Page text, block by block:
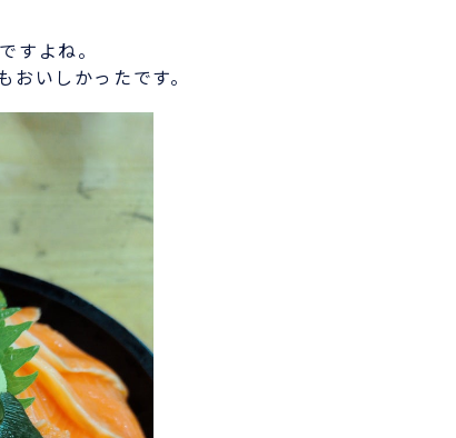
すよね。
いしかったです。